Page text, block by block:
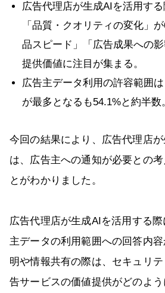
広告代理店が生成AIを活用す
「品質・クオリティの変化」
品スピード」「広告成果への
提供価値に注目が集まる。
広告主データ利用の許容範囲は
が最多となるも54.1%と約半数
今回の結果により、広告代理店
は、広告主への通知が必要との
とがわかりました。
広告代理店が生成AIを活用する
主データの利用範囲への回答内
明や情報共有の際は、セキュリ
告サービスの価値提供がどのよ